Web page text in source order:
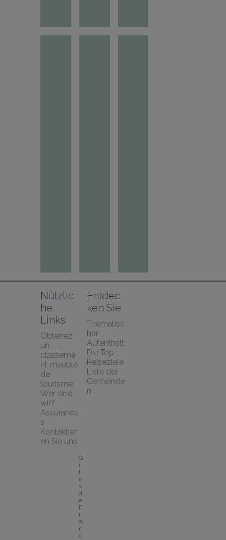
Nützlic
he
Links
Obtenez
un
classeme
nt meublé
de
tourisme
Wer sind
wir?
Assurance
s
Kontaktier
en Sie uns
Entdec
ken Sie
Thematisc
her
Aufenthalt
Die Top-
Reiseziele
Liste der
Gemeinde
n
G
î
t
e
s
d
e
F
r
a
n
c